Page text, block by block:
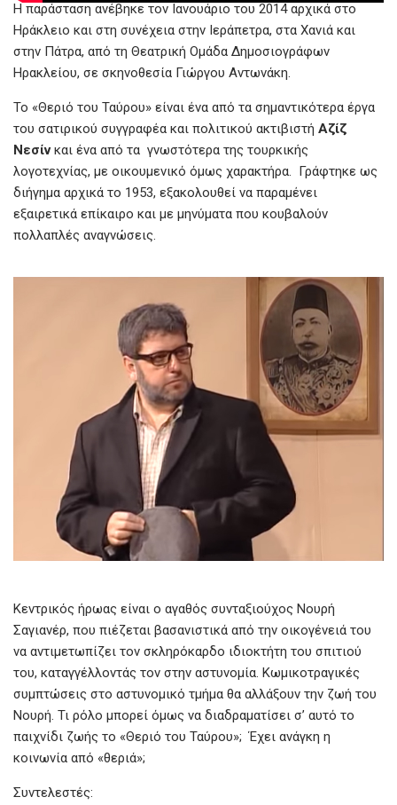
Η παράσταση ανέβηκε τον Ιανουάριο του 2014 αρχικά στο
Ηράκλειο και στη συνέχεια στην Ιεράπετρα, στα Χανιά και
στην Πάτρα, από τη Θεατρική Ομάδα Δημοσιογράφων
Ηρακλείου, σε σκηνοθεσία Γιώργου Αντωνάκη.
Το «Θεριό του Ταύρου» είναι ένα από τα σημαντικότερα έργα
του σατιρικού συγγραφέα και πολιτικού ακτιβιστή Αζίζ
Νεσίνκαι ένα από τα γνωστότερα της τουρκικής
λογοτεχνίας, με οικουμενικό όμως χαρακτήρα. Γράφτηκε ως
διήγημα αρχικά το 1953, εξακολουθεί να παραμένει
εξαιρετικά επίκαιρο και με μηνύματα που κουβαλούν
πολλαπλές αναγνώσεις.
Κεντρικός ήρωας είναι ο αγαθός συνταξιούχος Νουρή
Σαγιανέρ, που πιέζεται βασανιστικά από την οικογένειά του
να αντιμετωπίζει τον σκληρόκαρδο ιδιοκτήτη του σπιτιού
του, καταγγέλλοντάς τον στην αστυνομία. Κωμικοτραγικές
συμπτώσεις στο αστυνομικό τμήμα θα αλλάξουν την ζωή του
Νουρή. Τι ρόλο μπορεί όμως να διαδραματίσει σ’ αυτό το
παιχνίδι ζωής το «Θεριό του Ταύρου»; Έχει ανάγκη η
κοινωνία από «θεριά»;
Συντελεστές: